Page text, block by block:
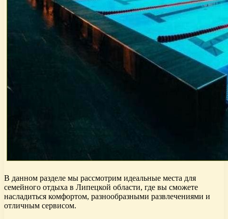
В данном разделе мы рассмотрим идеальные места для
семейного отдыха в Липецкой области, где вы сможете
насладиться комфортом, разнообразными развлечениями и
отличным сервисом.